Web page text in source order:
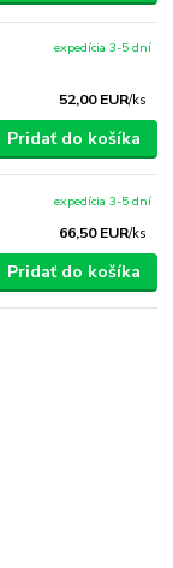
52,00 EUR/ks
expedícia 3-5 dní
Pridať do košíka
66,50 EUR/ks
expedícia 3-5 dní
Pridať do košíka